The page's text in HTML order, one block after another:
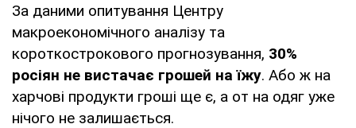
За даними опитування Центру
макроекономічного аналізу та
короткострокового прогнозування, 30%
росіян не вистачає грошей на їжу. Або ж на
харчові продукти гроші ще є, а от на одяг уже
нічого не залишається.